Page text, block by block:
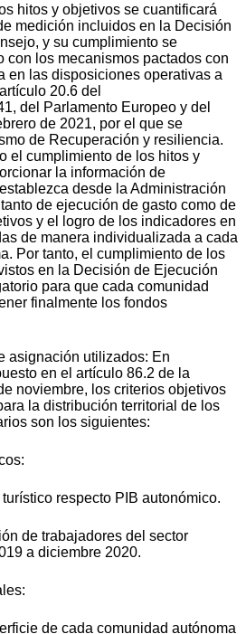
hitos y objetivos se cuantificará
medición incluidos en la Decisión
y su cumplimiento se
con los mecanismos pactados con
en las disposiciones operativas a
20.6 del
del Parlamento Europeo y del
de 2021, por el que se
de Recuperación y resiliencia.
el cumplimiento de los hitos y
la información de
desde la Administración
de ejecución de gasto como de
y el logro de los indicadores en
de manera individualizada a cada
Por tanto, el cumplimiento de los
en la Decisión de Ejecución
para que cada comunidad
finalmente los fondos
asignación utilizados: En
en el artículo 86.2 de la
noviembre, los criterios objetivos
la distribución territorial de los
son los siguientes:
respecto PIB autonómico.
de trabajadores del sector
a diciembre 2020.
de cada comunidad autónoma